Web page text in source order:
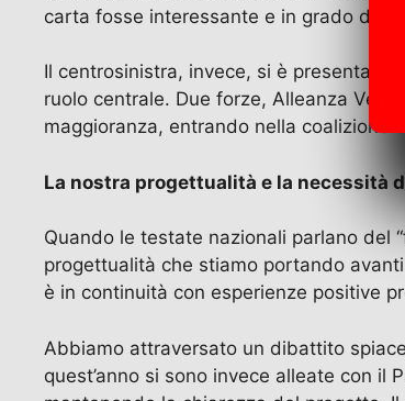
carta fosse interessante e in grado di
Il centrosinistra, invece, si è presentato
ruolo centrale. Due forze, Alleanza
maggioranza, entrando nella coalizione
La nostra progettualità e la necessità
Quando le testate nazionali parlano del
progettualità che stiamo portando
è in continuità con esperienze positive
Abbiamo attraversato un dibattito
quest’anno si sono invece alleate con